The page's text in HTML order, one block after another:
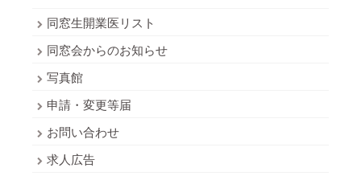
同窓生開業医リスト
同窓会からのお知らせ
写真館
申請・変更等届
お問い合わせ
求人広告